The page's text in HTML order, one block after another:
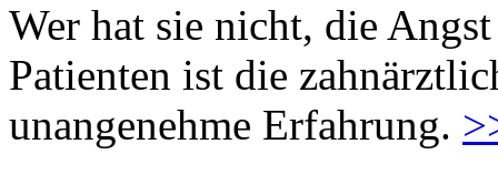
Wer hat sie nicht, die
Patienten ist die
unangenehme Erfahrung.